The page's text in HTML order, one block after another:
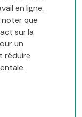
en ligne.
noter que
sur la
un
réduire